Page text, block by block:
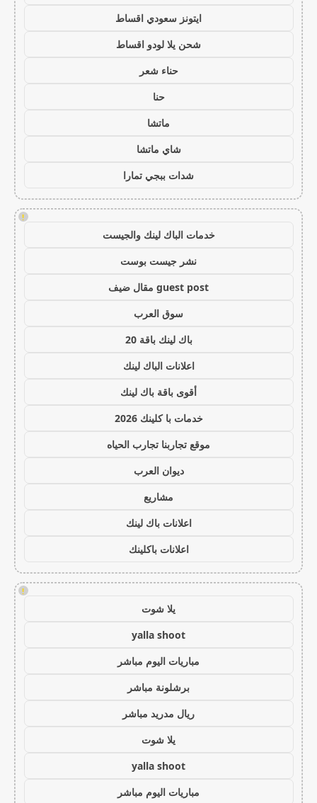
ايتونز سعودي اقساط
شحن يلا لودو اقساط
حناء شعر
حنا
ماتشا
شاي ماتشا
شدات ببجي تمارا
!
خدمات الباك لينك والجيست
نشر جيست بوست
guest post مقال ضيف
سوق العرب
باك لينك باقة 20
اعلانات الباك لينك
أقوى باقة باك لينك
خدمات با كلينك 2026
موقع تجاربنا تجارب الحياه
ديوان العرب
مشاريع
اعلانات باك لينك
اعلانات باكلينك
!
يلا شوت
yalla shoot
مباريات اليوم مباشر
برشلونة مباشر
ريال مدريد مباشر
يلا شوت
yalla shoot
مباريات اليوم مباشر